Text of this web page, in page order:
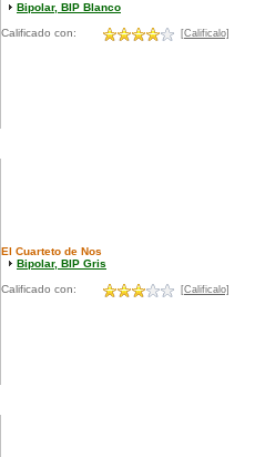
Bipolar, BIP Blanco
Calificado con: [Calificalo]
El Cuarteto de Nos
Bipolar, BIP Gris
Calificado con: [Calificalo]